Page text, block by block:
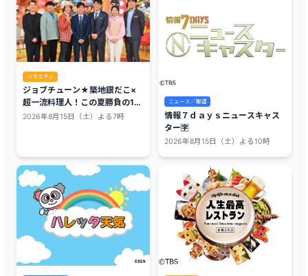
バラエティ
ジョブチューン★築地銀だこ×
超一流料理人！この夏勝負の10
品でジャッジに挑む！🈑🈓
2026年8月15日（土）よる7時
ニュース／報道
情報７ｄａｙｓニュースキャス
ター🈑
2026年8月15日（土）よる10時